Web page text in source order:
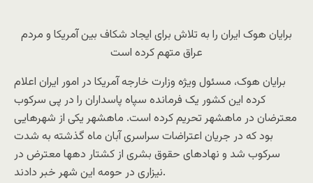
برایان هوک ایران را به تلاش برای ایجاد شکاف بین آمریکا و مردم
عراق متهم کرده است
برایان هوک، مسئول ویژه وزارت خارجه آمریکا در امور ایران اعلام
کرده این کشور یک فرمانده سپاه پاسداران را در پی سرکوب
معترضان در ماهشهر تحریم کرده است. ماهشهر یکی از شهرهایی
بود که در جریان اعتراضات سراسری آبان ماه گذشته به شدت
سرکوب شد و نهادهای حقوق بشری از کشتار دهها معترض در
نیزاری در حومه این شهر خبر دادند.